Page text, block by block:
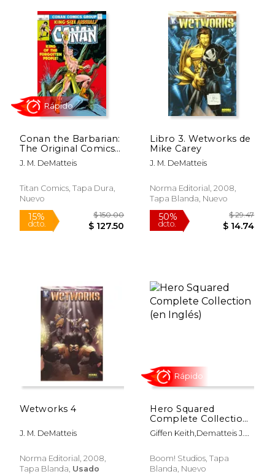
15%
dcto.
$ 20.99 50%
dcto.
Conan the Barbarian:
The Original Comics
Omnibus Vol. 5 (en
Inglés)
J. M. DeMatteis
Titan Comics, Tapa Dura,
Nuevo
15%
dcto. $ 127.50
Rápido
Libro 3. Wetworks de
Mike Carey
J. M. DeMatteis
Norma Editorial, 2008,
Tapa Blanda, Nuevo
50%
dcto.
Wetworks 4
J. M. DeMatteis
Norma Editorial, 2008,
Tapa Blanda, Usado
Hero Squared
Complete Collection
(en Inglés)
Giffen Keith,Dematteis J.
Boom! Studios, Tapa
Blanda, Nuevo